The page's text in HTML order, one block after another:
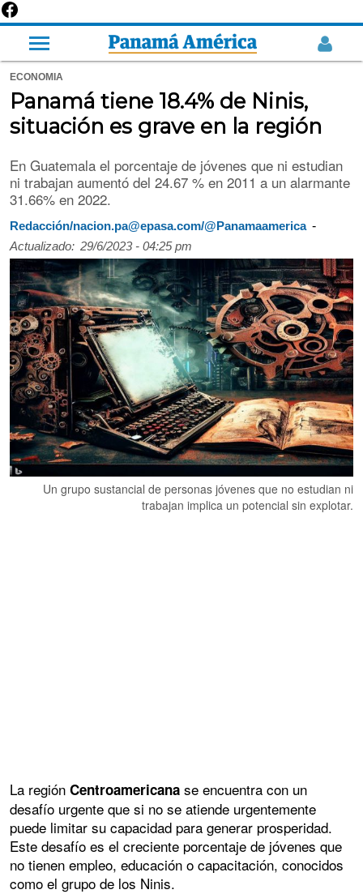
ECONOMIA
Panamá tiene 18.4% de Ninis,
situación es grave en la región
En Guatemala el porcentaje de jóvenes que ni estudian
ni trabajan aumentó del 24.67 % en 2011 a un alarmante
31.66% en 2022.
Redacción/nacion.pa@epasa.com/@Panamaamerica -
Actualizado: 29/6/2023 - 04:25 pm
Un grupo sustancial de personas jóvenes que no estudian ni
trabajan implica un potencial sin explotar.
La región Centroamericana se encuentra con un
desafío urgente que si no se atiende urgentemente
puede limitar su capacidad para generar prosperidad.
Este desafío es el creciente porcentaje de jóvenes que
no tienen empleo, educación o capacitación, conocidos
como el grupo de los Ninis.